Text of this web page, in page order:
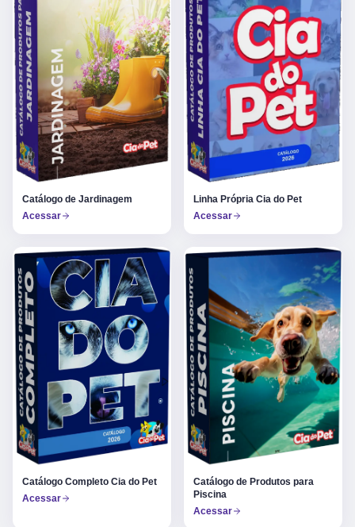
Catálogo de Jardinagem
Acessar
Linha Própria Cia do Pet
Acessar
Catálogo Completo Cia do Pet
Acessar
Catálogo de Produtos para
Piscina
Acessar